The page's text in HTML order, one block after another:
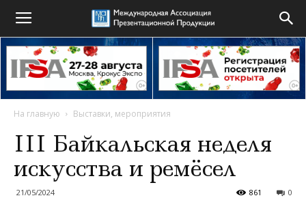
На главную Выставки, мероприятия
III Байкальская неделя
искусства и ремёсел
21/05/2024 0
861